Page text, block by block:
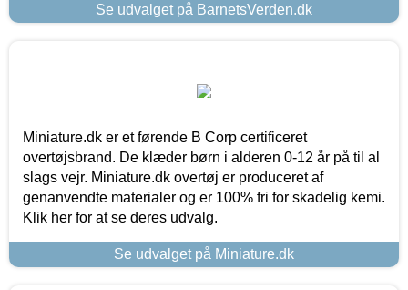
Se udvalget på BarnetsVerden.dk
Miniature.dk er et førende B Corp certificeret
overtøjsbrand. De klæder børn i alderen 0-12 år på til al
slags vejr. Miniature.dk overtøj er produceret af
genanvendte materialer og er 100% fri for skadelig kemi.
Klik her for at se deres udvalg.
Se udvalget på Miniature.dk